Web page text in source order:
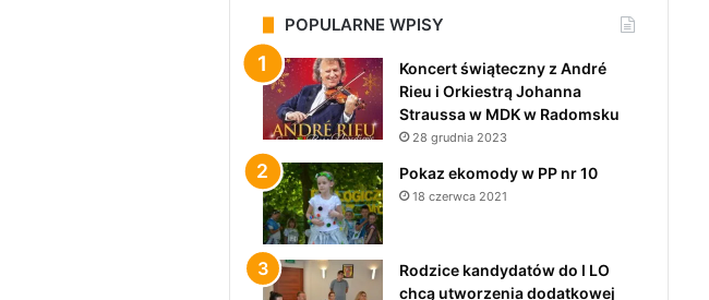
POPULARNE WPISY
Koncert świąteczny z André
Rieu i Orkiestrą Johanna
Straussa w MDK w Radomsku
28 grudnia 2023
Pokaz ekomody w PP nr 10
18 czerwca 2021
Rodzice kandydatów do I LO
chcą utworzenia dodatkowej